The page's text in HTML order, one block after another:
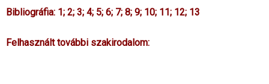
Bibliográfia: 1; 2; 3; 4; 5; 6; 7; 8; 9; 10; 11; 12; 13
Felhasznált további szakirodalom: